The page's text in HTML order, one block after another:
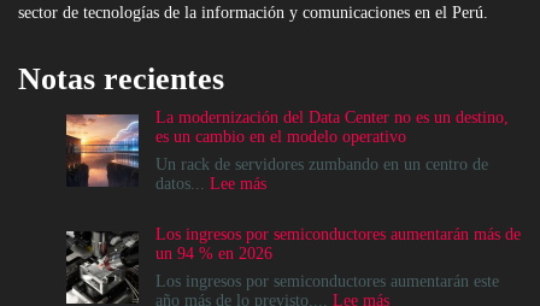
sector de tecnologías de la información y comunicaciones en el Perú.
Notas recientes
La modernización del Data Center no es un destino,
es un cambio en el modelo operativo
Un rack de servidores zumbando en un centro de
datos... Lee más:
del
Data
Center
no
Los ingresos por semiconductores aumentarán más de
un 94 % en 2026
Los ingresos por semiconductores aumentarán este
año más de lo previsto.... Lee más: